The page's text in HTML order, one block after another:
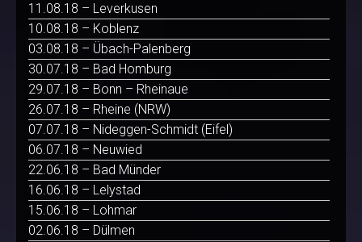
11.08.18 – Leverkusen
10.08.18 – Koblenz
03.08.18 – Übach-Palenberg
30.07.18 – Bad Homburg
29.07.18 – Bonn – Rheinaue
26.07.18 – Rheine (NRW)
07.07.18 – Nideggen-Schmidt (Eifel)
06.07.18 – Neuwied
22.06.18 – Bad Münder
16.06.18 – Lelystad
15.06.18 – Lohmar
02.06.18 – Dülmen